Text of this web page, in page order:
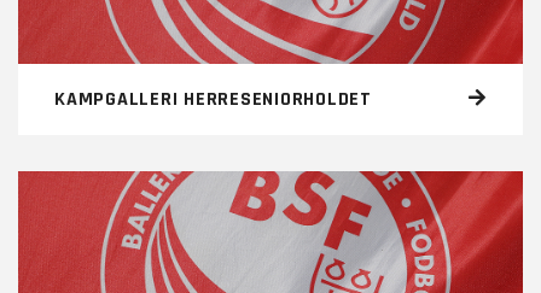
KAMPGALLERI HERRESENIORHOLDET